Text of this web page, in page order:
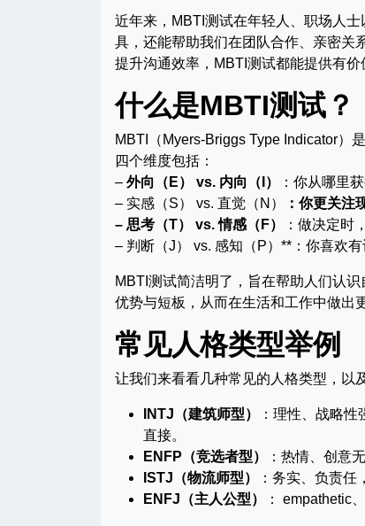
近年来，MBTI测试在年轻人、职场人
具，还能帮助我们在团队合作、亲密关
提升沟通效率，MBTI测试都能提供有价
什么是MBTI测试？
MBTI（Myers-Briggs Type Indicator）
四个维度包括：
– 外向（E） vs. 内向（I）
：你从哪里
– 实感（S） vs. 直觉（N）
：你更关注
– 思考（T） vs. 情感（F）
：做决定时
– 判断（J） vs. 感知（P）**：你喜欢
MBTI测试简洁明了，旨在帮助人们认
优势与短板，从而在生活和工作中做出
常见人格类型举例
让我们来看看几种常见的人格类型，以
INTJ（建筑师型）
：理性、战略
直接。
ENFP（竞选者型）
：热情、创意
ISTJ（物流师型）
：务实、负责
ENFJ（主人公型）
： empathetic